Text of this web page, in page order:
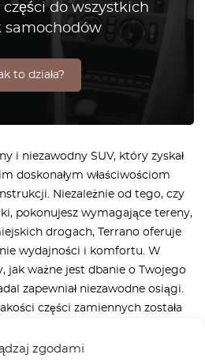
zgodami
do wszystkich
samochodów
to działa?
i niezawodny SUV, który zyskał
doskonałym właściwościom
Niezależnie od tego, czy
pokonujesz wymagające tereny,
drogach, Terrano oferuje
wydajności i komfortu. W
jak ważne jest dbanie o Twojego
zapewniał niezawodne osiągi.
części zamiennych została
jego moc i trwałość przez